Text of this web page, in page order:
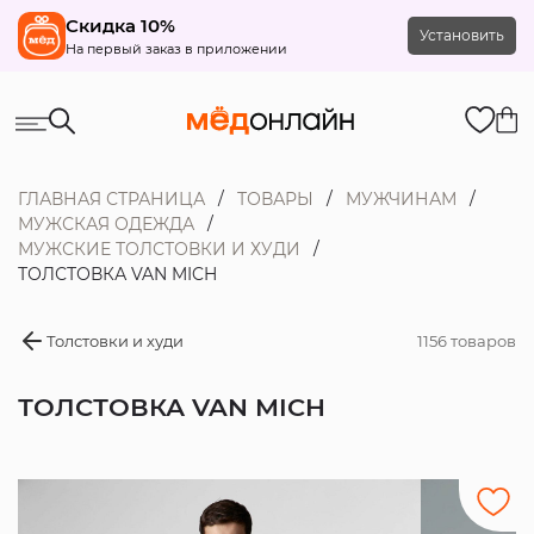
Скидка 10%
На первый заказ в приложении
Установить
ГЛАВНАЯ СТРАНИЦА ТОВАРЫ
МУЖЧИНАМ
МУЖСКАЯ ОДЕЖДА
МУЖСКИЕ ТОЛСТОВКИ И ХУДИ
ТОЛСТОВКА VAN MICH
Толстовки и худи 1156 товаров
ТОЛСТОВКА VAN MICH